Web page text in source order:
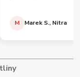
M Marek S., Nitra